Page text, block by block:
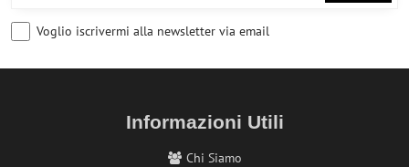
Voglio iscrivermi alla newsletter via email
Informazioni Utili
Chi Siamo